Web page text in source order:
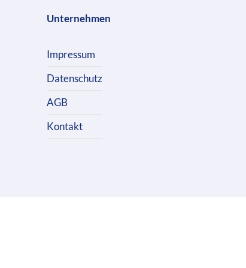
Unternehmen
Impressum
Datenschutz
AGB
Kontakt